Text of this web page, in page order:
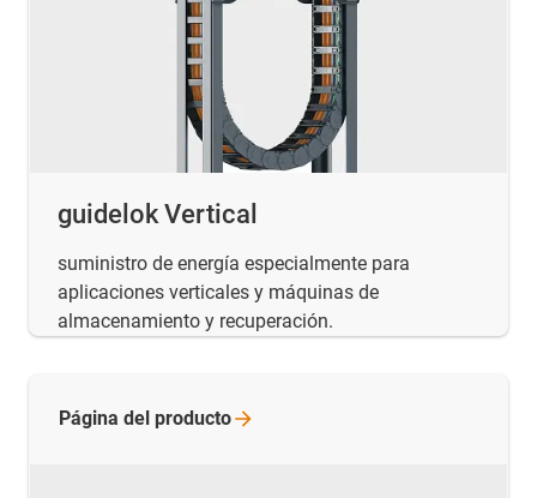
guidelok Vertical
suministro de energía especialmente para
aplicaciones verticales y máquinas de
almacenamiento y recuperación.
Página del producto